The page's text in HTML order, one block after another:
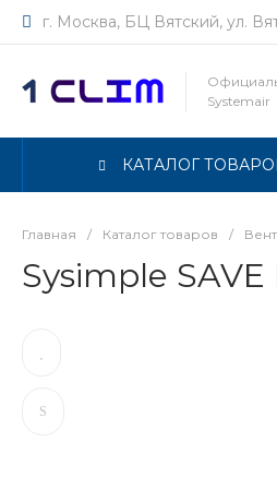
г. Москва, БЦ Вятский, ул.
Systemair
КАТАЛОГ
Главная / Каталог товаров /
Sysimple SAVE